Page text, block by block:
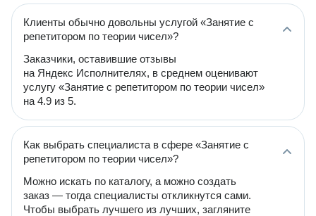
Клиенты обычно довольны услугой «Занятие с
репетитором по теории чисел»?
Заказчики, оставившие отзывы
на Яндекс Исполнителях, в среднем оценивают
услугу «Занятие с репетитором по теории чисел»
на 4.9 из 5.
Как выбрать специалиста в сфере «Занятие с
репетитором по теории чисел»?
Можно искать по каталогу, а можно создать
заказ — тогда специалисты откликнутся сами.
Чтобы выбрать лучшего из лучших, загляните